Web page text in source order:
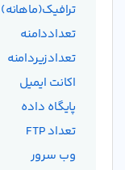
ترافیک(ماهانه)
تعداددامنه
تعدادزیردامنه
اکانت ایمیل
پایگاه داده
تعداد FTP
وب سرور